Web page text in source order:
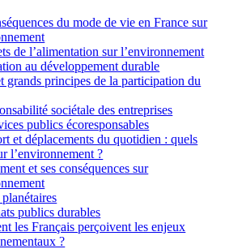
du mode de vie en France sur
de l’alimentation sur l’environnement
au développement durable
grands principes de la participation du
sociétale des entreprises
publics écoresponsables
et déplacements du quotidien : quels
l’environnement ?
et ses conséquences sur
publics durables
les Français perçoivent les enjeux
?